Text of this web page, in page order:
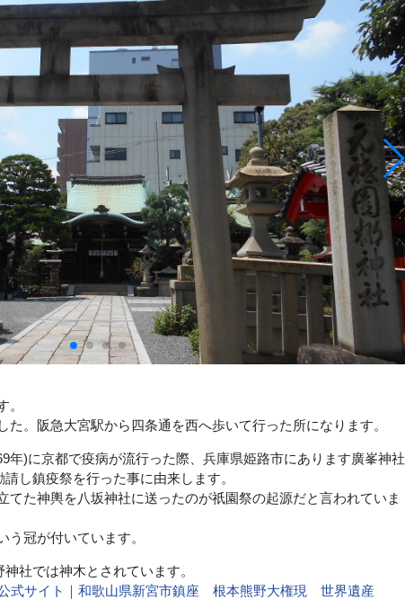
。阪急大宮駅から四条通を西へ歩いて行った所になります。
)に京都で疫病が流行った際、兵庫県姫路市にあります廣峯神社
し鎮疫祭を行った事に由来します。
た神輿を八坂神社に送ったのが祇園祭の起源だと言われていま
冠が付いています。
社では神木とされています。
式サイト｜和歌山県新宮市鎮座 根本熊野大権現 世界遺産